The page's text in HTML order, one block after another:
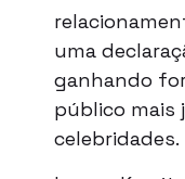
uma
ganhando
público mais
celebridades.